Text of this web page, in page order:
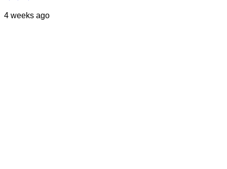
4 weeks ago